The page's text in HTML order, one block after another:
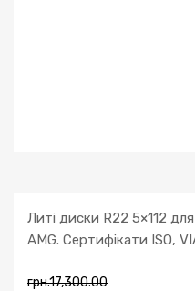
Литі диски R22 5×112
AMG. Сертифікати ISO,
грн.17,300.00